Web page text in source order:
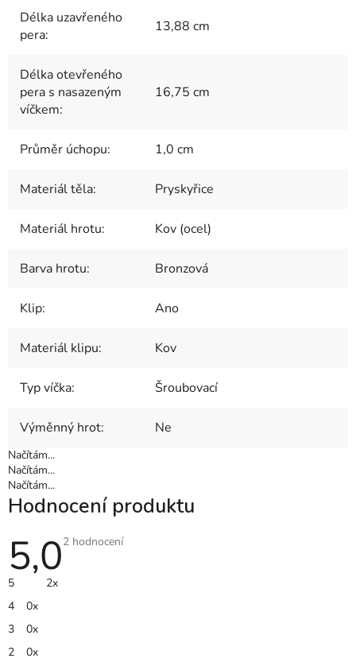
Délka uzavřeného
pera: 13,88 cm
Délka otevřeného
pera s nasazeným
víčkem:
16,75 cm
Průměr úchopu: 1,0 cm
Materiál těla: Pryskyřice
Materiál hrotu: Kov (ocel)
Barva hrotu: Bronzová
Klip: Ano
Materiál klipu: Kov
Typ víčka: Šroubovací
Výměnný hrot: Ne
Načítám...
Načítám...
Načítám...
Hodnocení produktu
5,0Průměrné
2 hodnocení
5
2x
4
0x
3
0x
2
0x